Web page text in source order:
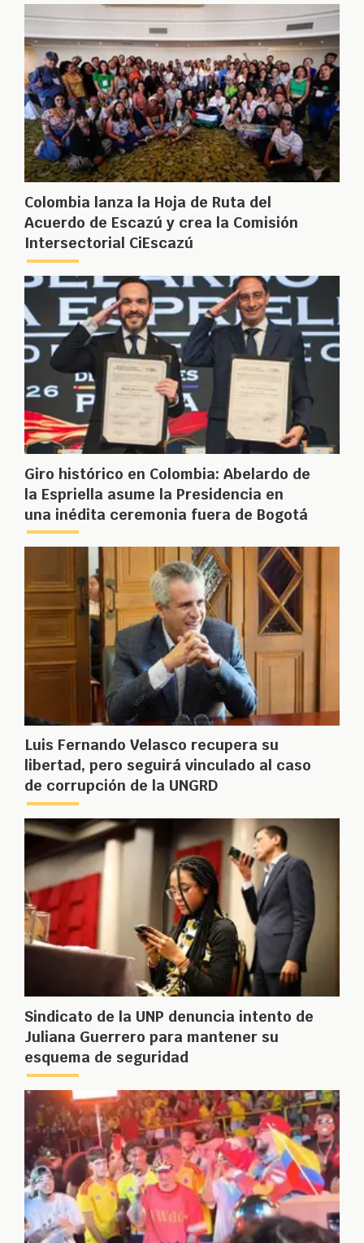
Colombia lanza la Hoja de Ruta del
Acuerdo de Escazú y crea la Comisión
Intersectorial CiEscazú
Giro histórico en Colombia: Abelardo de
la Espriella asume la Presidencia en
una inédita ceremonia fuera de Bogotá
Luis Fernando Velasco recupera su
libertad, pero seguirá vinculado al caso
de corrupción de la UNGRD
Sindicato de la UNP denuncia intento de
Juliana Guerrero para mantener su
esquema de seguridad